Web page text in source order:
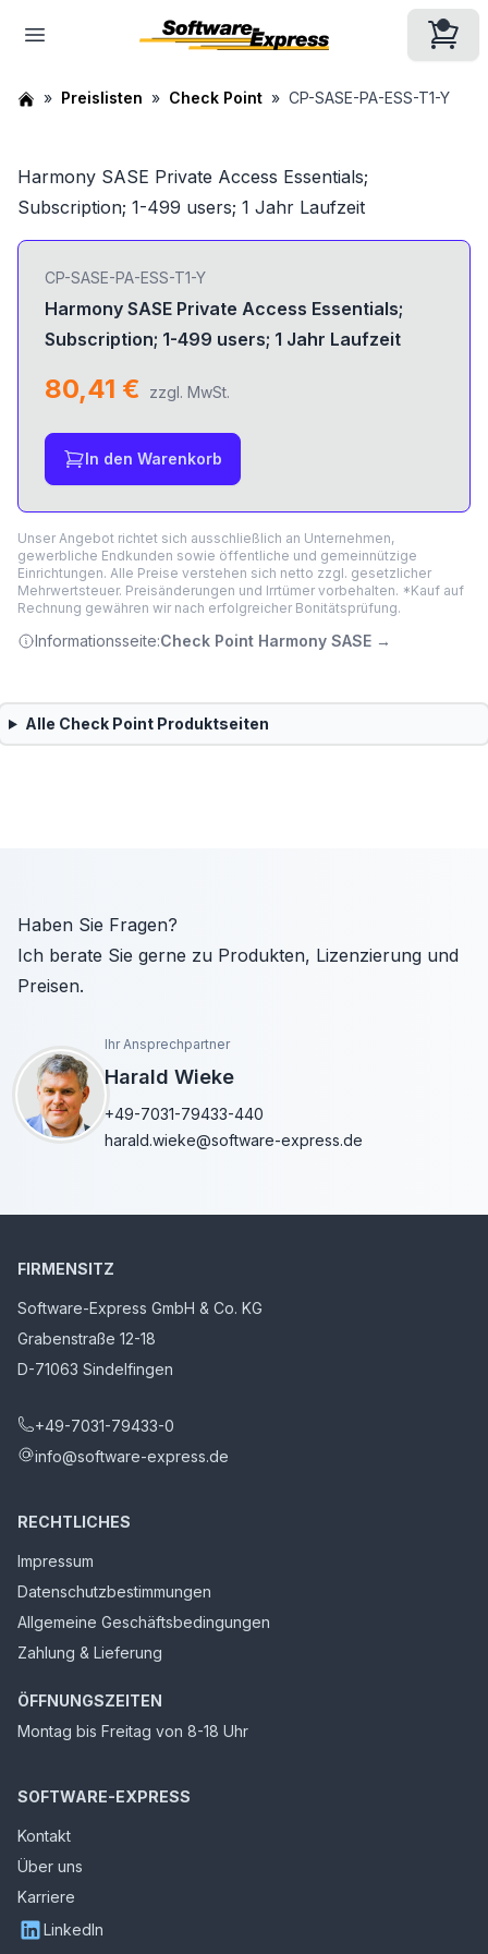
Preislisten Check Point CP-SASE-PA-ESS-T1-Y
Harmony SASE Private Access Essentials;
Subscription; 1-499 users; 1 Jahr Laufzeit
CP-SASE-PA-ESS-T1-Y
Harmony SASE Private Access Essentials;
Subscription; 1-499 users; 1 Jahr Laufzeit
80,41 € zzgl. MwSt.
In den Warenkorb
Unser Angebot richtet sich ausschließlich an Unternehmen,
gewerbliche Endkunden sowie öffentliche und gemeinnützige
Einrichtungen. Alle Preise verstehen sich netto zzgl. gesetzlicher
Mehrwertsteuer. Preisänderungen und Irrtümer vorbehalten. *Kauf auf
Rechnung gewähren wir nach erfolgreicher Bonitätsprüfung.
Informationsseite:Check Point Harmony SASE →
Alle Check PointProduktseiten
Haben Sie Fragen?
Ich berate Sie gerne zu Produkten, Lizenzierung und
Preisen.
Ihr Ansprechpartner
Harald Wieke
+49-7031-79433-440
harald.wieke@software-express.de
FIRMENSITZ
Software-Express GmbH & Co. KG
Grabenstraße 12-18
D-71063 Sindelfingen
+49-7031-79433-0
info@software-express.de
RECHTLICHES
Impressum
Datenschutzbestimmungen
Allgemeine Geschäftsbedingungen
Zahlung & Lieferung
ÖFFNUNGSZEITEN
Montag bis Freitag von 8-18 Uhr
SOFTWARE-EXPRESS
Kontakt
Über uns
Karriere
LinkedIn